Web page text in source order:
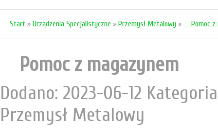
Start » Urządzenia Specjalistyczne » Przemysł Metalowy » Pomoc z
Pomoc z magazynem
Dodano: 2023-06-12
Przemysł Metalowy